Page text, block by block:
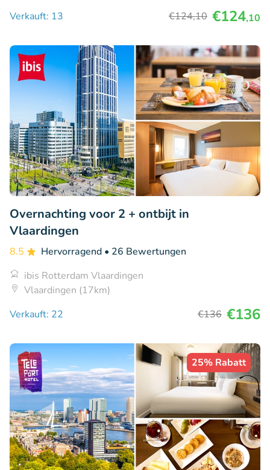
Verkauft: 13
€124,10 €124,10
Overnachting voor 2 + ontbijt in
Vlaardingen
8.5 Hervorragend • 26 Bewertungen
ibis Rotterdam Vlaardingen
Vlaardingen (17km)
Verkauft: 22
€136 €136
25% Rabatt